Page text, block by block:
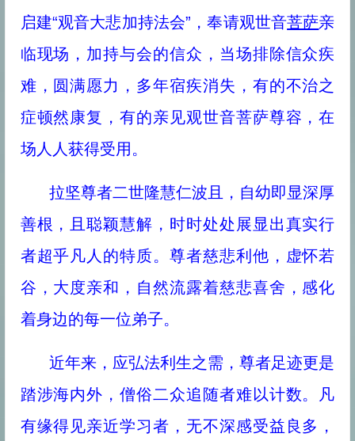
启建“观音大悲加持法会”，奉请观世音菩萨亲
临现场，加持与会的信众，当场排除信众疾
难，圆满愿力，多年宿疾消失，有的不治之
症顿然康复，有的亲见观世音菩萨尊容，在
场人人获得受用。
拉坚尊者二世隆慧仁波且，自幼即显深厚
善根，且聪颖慧解，时时处处展显出真实行
者超乎凡人的特质。尊者慈悲利他，虚怀若
谷，大度亲和，自然流露着慈悲喜舍，感化
着身边的每一位弟子。
近年来，应弘法利生之需，尊者足迹更是
踏涉海内外，僧俗二众追随者难以计数。凡
有缘得见亲近学习者，无不深感受益良多，